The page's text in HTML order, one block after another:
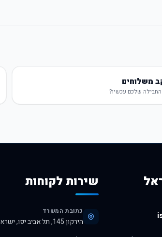
משלוחים
שלכם עכשיו?
שירות לקוחות
כתובת המשרד
הירקון 145, תל אביב יפו, ישראל, 6345313